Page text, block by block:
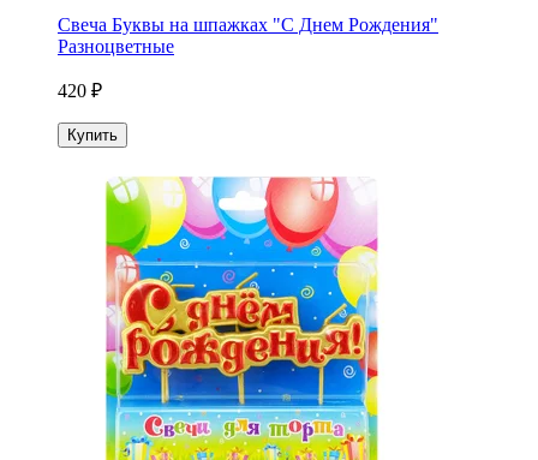
Свеча Буквы на шпажках "С Днем Рождения"
Разноцветные
420 ₽
Купить